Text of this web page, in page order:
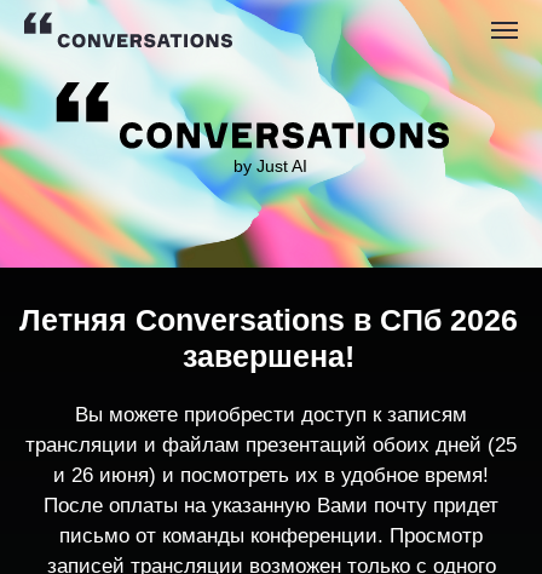
by Just AI
трансляции и файлам презентаций обоих дней (25
После оплаты на указанную Вами почту придет
записей трансляции возможен только с одного
устройства единовременно.
По любым вопросам пишите
contact@conversations-ai.co m
Летняя Conversations в СПб 2026
завершена!